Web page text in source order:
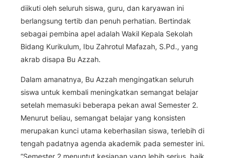
diikuti oleh seluruh siswa, guru, dan karyawan ini
berlangsung tertib dan penuh perhatian. Bertindak
sebagai pembina apel adalah Wakil Kepala Sekolah
Bidang Kurikulum, Ibu Zahrotul Mafazah, S.Pd., yang
akrab disapa Bu Azzah.
Dalam amanatnya, Bu Azzah mengingatkan seluruh
siswa untuk kembali meningkatkan semangat belajar
setelah memasuki beberapa pekan awal Semester 2.
Menurut beliau, semangat belajar yang konsisten
merupakan kunci utama keberhasilan siswa, terlebih di
tengah padatnya agenda akademik pada semester ini.
“Semester 2 menuntut kesiapan yang lebih serius, baik